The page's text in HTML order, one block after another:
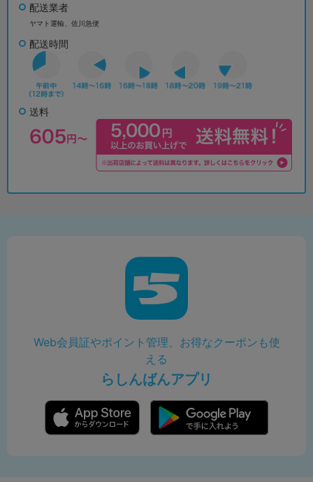
配送業者
ヤマト運輸、佐川急便
配送時間
送料
Web会員証やポイント管理、お得なクーポンも使
える
らしんばんアプリ